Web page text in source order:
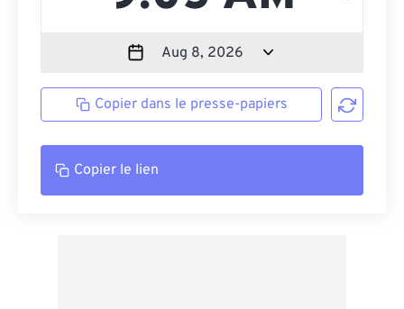
Copier dans le presse-papiers
Copier le lien